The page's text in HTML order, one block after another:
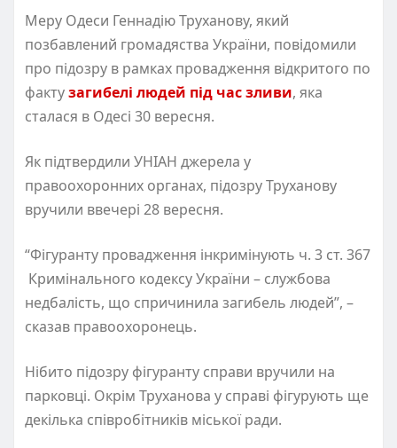
Меру Одеси Геннадію Труханову, який
позбавлений громадяства України, повідомили
про підозру в рамках провадження відкритого по
фактузагибелі людей під час зливи, яка
сталася в Одесі 30 вересня.
Як підтвердили УНІАН джерела у
правоохоронних органах, підозру Труханову
вручили ввечері 28 вересня.
“Фігуранту провадження інкримінують ч. 3 ст. 367
Кримінального кодексу України – службова
недбалість, що спричинила загибель людей”, –
сказав правоохоронець.
Нібито підозру фігуранту справи вручили на
парковці. Окрім Труханова у справі фігурують ще
декілька співробітників міської ради.